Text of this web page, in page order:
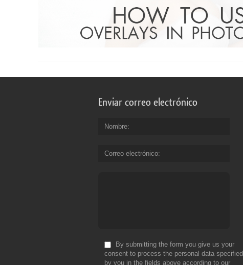
Enviar correo electrónico
Nombre
Correo electrónico
By submitting the form you give us your
consent to process the personal data specified
by you in the fields above according to our